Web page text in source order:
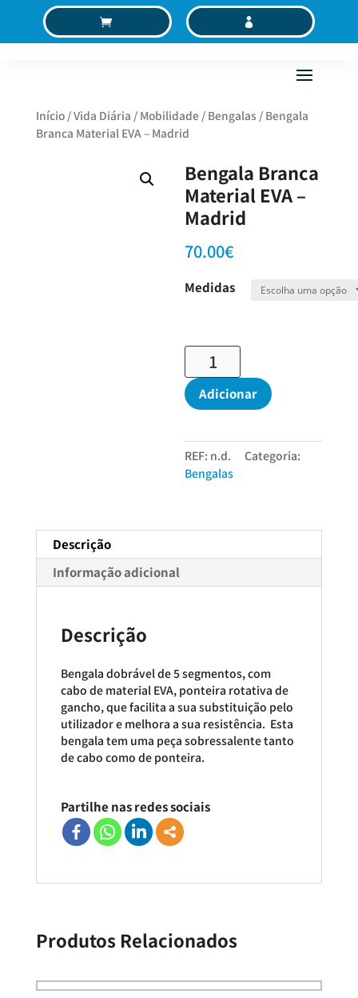
C MC
Início/Vida Diária / Mobilidade/ Bengalas / Bengala
Branca Material EVA – Madrid
Bengala Branca
Material EVA –
Madrid
70.00€
Medidas
Quantidade
Bengala
Branca
EVA
-
Madrid
Adicionar
REF: n.d.
Categoria:
Bengalas
Descrição
Informação adicional
Descrição
Bengala dobrável de 5 segmentos, com
cabo de material EVA, ponteira rotativa de
gancho, que facilita a sua substituição pelo
utilizador e melhora a sua resistência. Esta
bengala tem uma peça sobressalente tanto
de cabo como de ponteira.
Partilhe nas redes sociais
Produtos Relacionados